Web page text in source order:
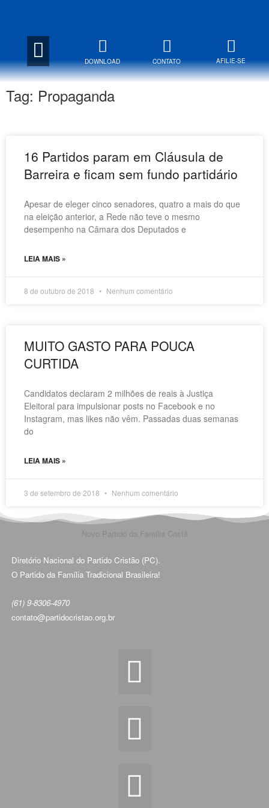
DOWNLOAD CONTATO AFILIE-SE
Tag: Propaganda
16 Partidos param em Cláusula de
Barreira e ficam sem fundo partidário
Apesar de eleger cinco senadores, quatro a mais do que
na eleição anterior, a Rede não teve o mesmo
desempenho na Câmara dos Deputados e
LEIA MAIS »
8 de outubro de 2018 Nenhum comentário
MUITO GASTO PARA POUCA
CURTIDA
Candidatos declaram 2 milhões de reais à Justiça
Eleitoral para impulsionar posts no Facebook e no
Instagram, mas likes não vêm. Passadas duas semanas
do
LEIA MAIS »
3 de setembro de 2018 Nenhum comentário
Novo Partido da Familia Cristã
Diretório Nacional do Partido Cristão (PC).
O Partido da Família Tradicional Brasileira!
(61) 9-8306-4970
contato@partidocristao.org.br